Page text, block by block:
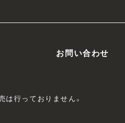
お問い合わせ
は行っておりません。